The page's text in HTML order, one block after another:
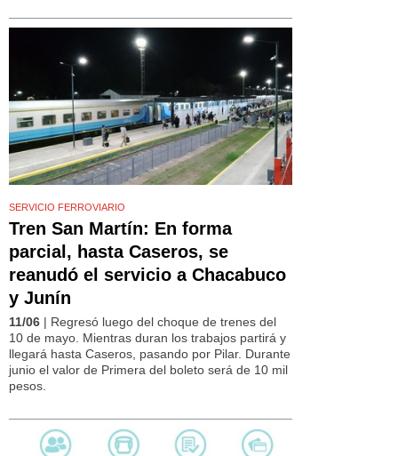
SERVICIO FERROVIARIO
Tren San Martín: En forma
parcial, hasta Caseros, se
reanudó el servicio a Chacabuco
y Junín
11/06 | Regresó luego del choque de trenes del
10 de mayo. Mientras duran los trabajos partirá y
llegará hasta Caseros, pasando por Pilar. Durante
junio el valor de Primera del boleto será de 10 mil
pesos.